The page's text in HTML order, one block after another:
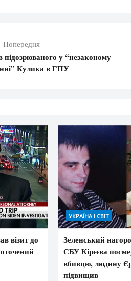
Попередня
у “незаконому
Кулика в ГПУ
візит до
УКРАЇНА І СВІТ
Зеленський
СБУ Кірєєва
вбивцю, людину
підвищив